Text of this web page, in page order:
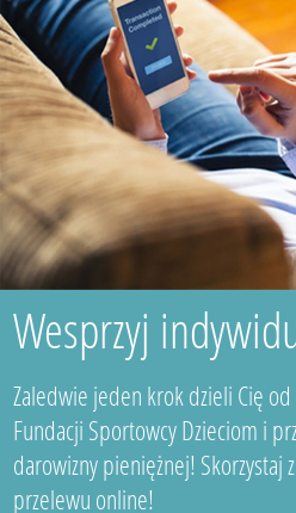
Wesprzyj
Zaledwie jeden krok dzieli Cię
Fundacji Sportowcy Dzieciom i
darowizny pieniężnej! Skorzystaj
przelewu online!